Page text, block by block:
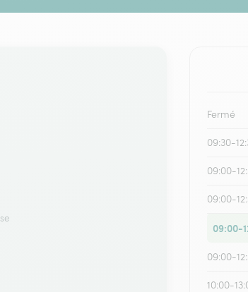
Fermé
09:30-
09:00-
09:00-
09:00-
09:00-
10:00-